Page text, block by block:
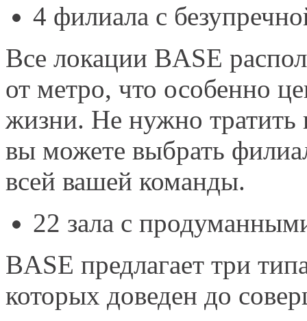
4 филиала с
Все локации BASE
от метро, что особенно
жизни. Не нужно тратить
вы можете выбрать
всей вашей команды.
22 зала с
BASE предлагает три
которых доведен до